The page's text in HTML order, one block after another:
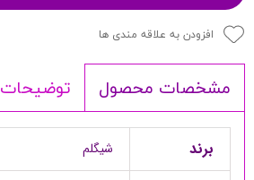
افزودن به علاقه مندی ها
مشخصات محصول توضیحات
برند شیگلم